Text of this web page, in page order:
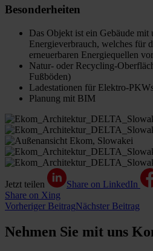
Besonderheiten
Das Objekt ist ein Gebäude mit
Energieverbrauch, welches für
erneuerbaren Energiequellen
Natur- oder Recycling-
Fußböden)
Ladestationen für Elektro-
Planung mit BIM
Jetzt teilen Share on LinkedIn
Share on Xing
Vorheriger BeitragNächster Beitrag
Nehmen Sie mit uns